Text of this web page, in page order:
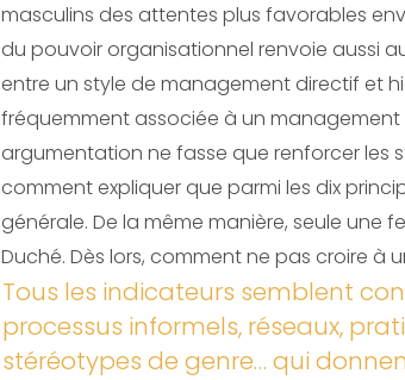
masculins des attentes plus favorables
du pouvoir organisationnel renvoie aussi
entre un style de management directif et
fréquemment associée à un management
argumentation ne fasse que renforcer les
comment expliquer que parmi les dix
générale. De la même manière, seule une
Duché. Dès lors, comment ne pas croire à
Tous les indicateurs semblent
processus informels, réseaux,
stéréotypes de genre… qui